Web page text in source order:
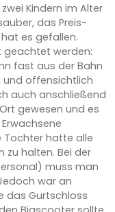
Kindern im Alter
das Preis-
es gefallen.
geachtet werden:
fast aus der Bahn
offensichtlich
auch anschließend
gewesen und es
Tochter hatte alle
zu halten. Bei der
muss man
war an
das Gurtschloss